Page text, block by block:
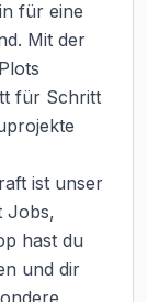
für eine
Mit der
für Schritt
ist unser
Jobs,
hast du
und dir